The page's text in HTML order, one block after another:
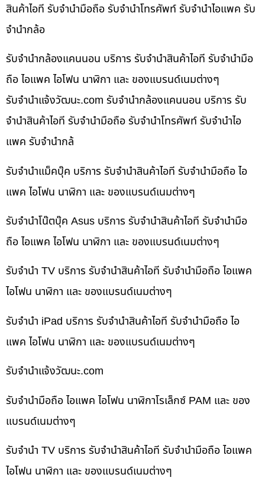
สินค้าไอที รับจำนำมือถือ รับจำนำโทรศัพท์ รับจำนำไอแพค รับ
จำนำกล้อ
รับจำนำกล้องแคนนอน บริการ รับจำนำสินค้าไอที รับจำนำมือ
ถือ ไอแพค ไอโฟน นาฬิกา และ ของแบรนด์เนมต่างๆ
รับจํานําแจ้งวัฒนะ.com รับจำนำกล้องแคนนอน บริการ รับ
จำนำสินค้าไอที รับจำนำมือถือ รับจำนำโทรศัพท์ รับจำนำไอ
แพค รับจำนำกล้
รับจำนำแม็คบุ๊ค บริการ รับจำนำสินค้าไอที รับจำนำมือถือ ไอ
แพค ไอโฟน นาฬิกา และ ของแบรนด์เนมต่างๆ
รับจำนำโน๊ตบุ๊ค Asus บริการ รับจำนำสินค้าไอที รับจำนำมือ
ถือ ไอแพค ไอโฟน นาฬิกา และ ของแบรนด์เนมต่างๆ
รับจำนำ TV บริการ รับจำนำสินค้าไอที รับจำนำมือถือ ไอแพค
ไอโฟน นาฬิกา และ ของแบรนด์เนมต่างๆ
รับจำนำ iPad บริการ รับจำนำสินค้าไอที รับจำนำมือถือ ไอ
แพค ไอโฟน นาฬิกา และ ของแบรนด์เนมต่างๆ
รับจํานําแจ้งวัฒนะ.com
รับจำนำมือถือ ไอแพค ไอโฟน นาฬิกาโรเล็กซ์ PAM และ ของ
แบรนด์เนมต่างๆ
รับจำนำ TV บริการ รับจำนำสินค้าไอที รับจำนำมือถือ ไอแพค
ไอโฟน นาฬิกา และ ของแบรนด์เนมต่างๆ